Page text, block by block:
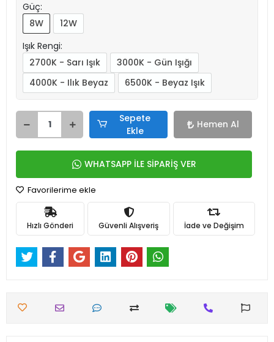
Güç:
8W
12W
Işık Rengi:
2700K - Sarı Işık
3000K - Gün Işığı
4000K - Ilık Beyaz
6500K - Beyaz Işık
Sepete
Ekle
Hemen Al
WHATSAPP İLE SİPARİŞ VER
Favorilerime ekle
Hızlı Gönderi Güvenli Alışveriş İade ve Değişim